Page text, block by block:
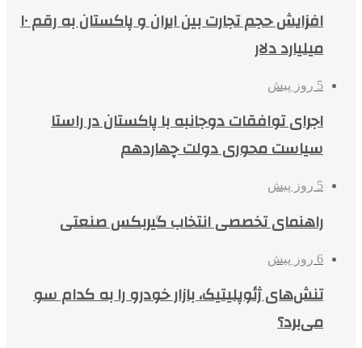
افزایش حجم تجارت بین ایران و پاکستان به رقم ۱۰
میلیارد دلار
5 روز پیش
اجرای توافقات دوجانبه با پاکستان در راستا
سیاست محوری دولت چهاردهم
5 روز پیش
راهنمای تخصصی انتخاب گیربکس صنعتی
6 روز پیش
تنش‌های ژئوپلیتیک، بازار خودرو را به کدام سو
می‌برد؟